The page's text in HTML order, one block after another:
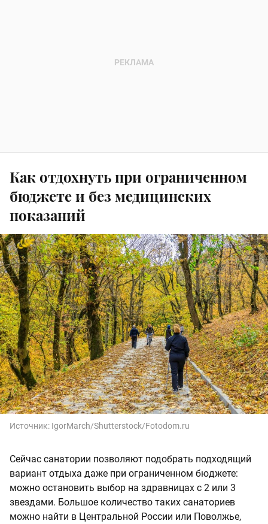
Как отдохнуть при ограниченном
бюджете и без медицинских
показаний
Источник: IgorMarch/Shutterstock/Fotodom.ru
Сейчас санатории позволяют подобрать подходящий
вариант отдыха даже при ограниченном бюджете:
можно остановить выбор на здравницах с 2 или 3
звездами. Большое количество таких санаториев
можно найти в Центральной России или Поволжье,